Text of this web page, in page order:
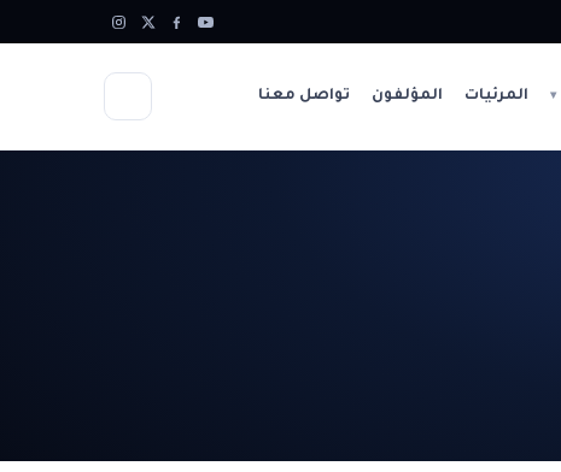
المرئيات المؤلفون تواصل معنا